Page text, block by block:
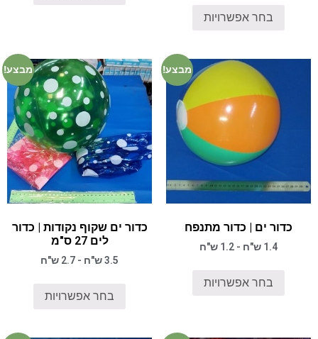
בחר אפשרויות
מבצע!
כדור ים | כדור מתנפח
1.4 ש"ח - 1.2 ש"ח
בחר אפשרויות
מבצע!
כדור ים שקוף נקודות | כדור
לים 27 ס"מ
3.5 ש"ח - 2.7 ש"ח
בחר אפשרויות